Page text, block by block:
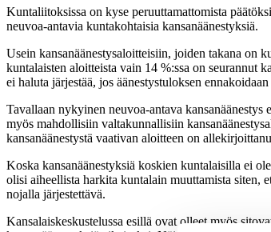
Kuntaliitoksissa on kyse peruuttamattomista
neuvoa-antavia kuntakohtaisia kansanäänestyksiä.
Usein kansanäänestysaloitteisiin, joiden takana on
kuntalaisten aloitteista vain 14 %:ssa on seurannut
ei haluta järjestää, jos äänestystuloksen
Tavallaan nykyinen neuvoa-antava
myös mahdollisiin valtakunnallisiin
kansanäänestystä vaativan aloitteen on
Koska kansanäänestyksiä koskien kuntalaisilla ei
olisi aiheellista harkita kuntalain muuttamista siten,
nojalla järjestettävä.
Kansalaiskeskustelussa esillä ovat olleet myös